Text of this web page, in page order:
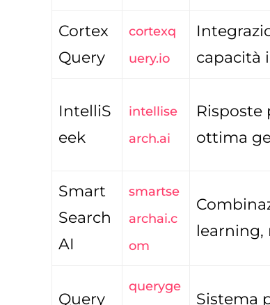
Cortex
Query
cortexq
uery.io
capacità
IntelliS
eek
intellise
arch.ai
Risposte
ottima
Smart
Search
AI
smartse
archai.c
om
Query
queryge
Sistema